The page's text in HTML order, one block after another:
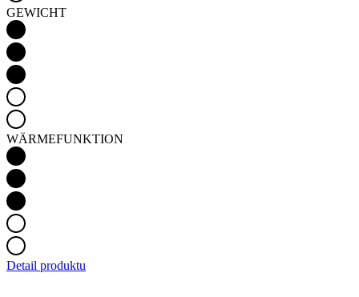
GEWICHT
WÄRMEFUNKTION
Detail produktu